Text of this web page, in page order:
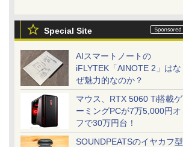
Special Site
AIスマートノートの
iFLYTEK「AINOTE 2」はな
ぜ魅力的なのか？
マウス、RTX 5060 Ti搭載ゲ
ーミングPCが7万5,000円オ
フで30万円台！
SOUNDPEATSのイヤカフ型